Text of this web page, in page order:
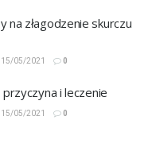
na złagodzenie skurczu
15/05/2021 0
i leczenie
15/05/2021 0